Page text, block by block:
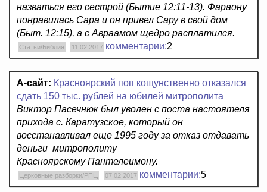
назваться его сестрой (Бытие 12:11-13). Фараону
понравилась Сара и он привел Сару в свой дом
(Быт. 12:15), а с Авраамом щедро расплатился.
Статьи/Библия 11.02.2017 комментарии:2
А-сайт: Красноярский поп кощунственно отказался
сдать 150 тыс. рублей на юбилей митрополита
Виктор Пасечнюк был уволен с поста настоятеля
прихода с. Каратузское, который он
восстанавливал еще 1995 году за отказ отдавать
деньги митрополиту
Красноярскому Пантелеимону.
Церковные разборки/РПЦ 07.02.2017 комментарии:5